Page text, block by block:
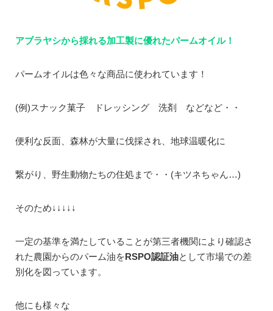
アブラヤシから採れる加工製に優れたパームオイル！
パームオイルは色々な商品に使われています！
(例)スナック菓子 ドレッシング 洗剤 などなど・・
便利な反面、森林が大量に伐採され、地球温暖化に
繋がり、野生動物たちの住処まで・・(キツネちゃん…)
そのため↓↓↓↓↓
一定の基準を満たしていることが第三者機関により確認さ
れた農園からのパーム油をRSPO認証油として市場での差
別化を図っています。
他にも様々な